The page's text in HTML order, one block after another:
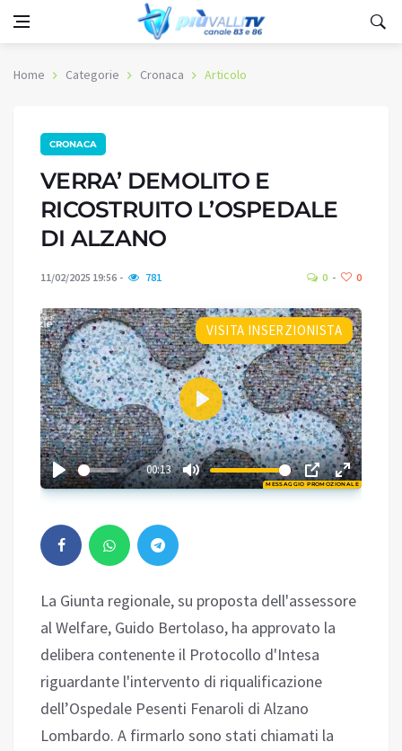
Home Categorie Cronaca Articolo
CRONACA
VERRA’ DEMOLITO E
RICOSTRUITO L’OSPEDALE
DI ALZANO
11/02/2025 19:56 781 0 0
MESSAGGIO PROMOZIONALE
VISITA INSERZIONISTA
00:13
Play
02:15
La Giunta regionale, su proposta dell'assessore
al Welfare, Guido Bertolaso, ha approvato la
delibera contenente il Protocollo d'Intesa
riguardante l'intervento di riqualificazione
dell’Ospedale Pesenti Fenaroli di Alzano
Lombardo. A firmarlo sono stati chiamati la